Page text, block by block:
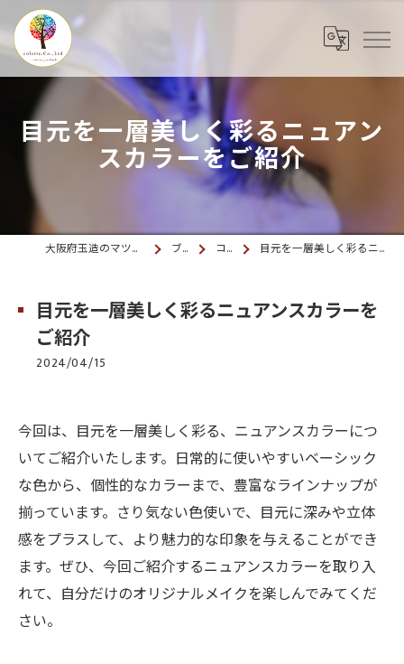
目元を一層美しく彩るニュアン
スカラーをご紹介
大阪府玉造のマツエクならcolette. 玉造 ブログ コラム 目元を一層美しく彩るニュアンスカラーをご紹介
目元を一層美しく彩るニュアンスカラーを
ご紹介
2024/04/15
今回は、目元を一層美しく彩る、ニュアンスカラーにつ
いてご紹介いたします。日常的に使いやすいベーシック
な色から、個性的なカラーまで、豊富なラインナップが
揃っています。さり気ない色使いで、目元に深みや立体
感をプラスして、より魅力的な印象を与えることができ
ます。ぜひ、今回ご紹介するニュアンスカラーを取り入
れて、自分だけのオリジナルメイクを楽しんでみてくだ
さい。